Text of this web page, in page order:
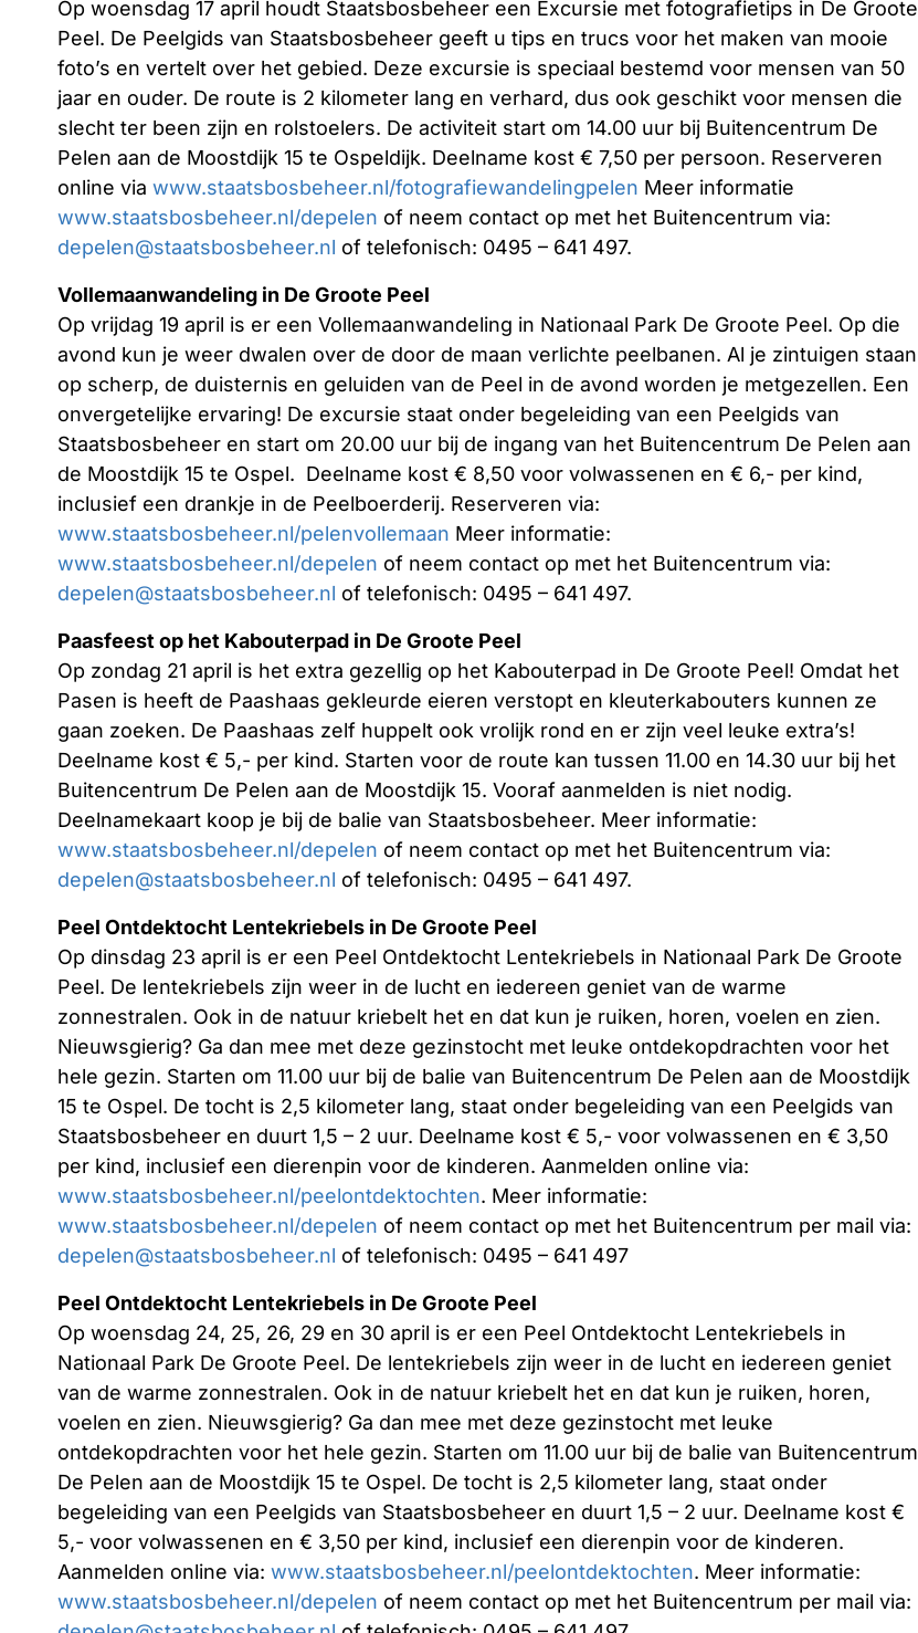
Op woensdag 17 april houdt Staatsbosbeheer een Excursie met fotografietips in De Groote
Peel. De Peelgids van Staatsbosbeheer geeft u tips en trucs voor het maken van mooie
foto’s en vertelt over het gebied. Deze excursie is speciaal bestemd voor mensen van 50
jaar en ouder. De route is 2 kilometer lang en verhard, dus ook geschikt voor mensen die
slecht ter been zijn en rolstoelers. De activiteit start om 14.00 uur bij Buitencentrum De
Pelen aan de Moostdijk 15 te Ospeldijk. Deelname kost € 7,50 per persoon. Reserveren
online via www.staatsbosbeheer.nl/fotografiewandelingpelen Meer informatie
www.staatsbosbeheer.nl/depelen of neem contact op met het Buitencentrum via:
depelen@staatsbosbeheer.nl of telefonisch: 0495 – 641 497.
Vollemaanwandeling in De Groote Peel
Op vrijdag 19 april is er een Vollemaanwandeling in Nationaal Park De Groote Peel. Op die
avond kun je weer dwalen over de door de maan verlichte peelbanen. Al je zintuigen staan
op scherp, de duisternis en geluiden van de Peel in de avond worden je metgezellen. Een
onvergetelijke ervaring! De excursie staat onder begeleiding van een Peelgids van
Staatsbosbeheer en start om 20.00 uur bij de ingang van het Buitencentrum De Pelen aan
de Moostdijk 15 te Ospel. Deelname kost € 8,50 voor volwassenen en € 6,- per kind,
inclusief een drankje in de Peelboerderij. Reserveren via:
www.staatsbosbeheer.nl/pelenvollemaan Meer informatie:
www.staatsbosbeheer.nl/depelen of neem contact op met het Buitencentrum via:
depelen@staatsbosbeheer.nl of telefonisch: 0495 – 641 497.
Paasfeest op het Kabouterpad in De Groote Peel
Op zondag 21 april is het extra gezellig op het Kabouterpad in De Groote Peel! Omdat het
Pasen is heeft de Paashaas gekleurde eieren verstopt en kleuterkabouters kunnen ze
gaan zoeken. De Paashaas zelf huppelt ook vrolijk rond en er zijn veel leuke extra’s!
Deelname kost € 5,- per kind. Starten voor de route kan tussen 11.00 en 14.30 uur bij het
Buitencentrum De Pelen aan de Moostdijk 15. Vooraf aanmelden is niet nodig.
Deelnamekaart koop je bij de balie van Staatsbosbeheer. Meer informatie:
www.staatsbosbeheer.nl/depelen of neem contact op met het Buitencentrum via:
depelen@staatsbosbeheer.nl of telefonisch: 0495 – 641 497.
Peel Ontdektocht Lentekriebels in De Groote Peel
Op dinsdag 23 april is er een Peel Ontdektocht Lentekriebels in Nationaal Park De Groote
Peel. De lentekriebels zijn weer in de lucht en iedereen geniet van de warme
zonnestralen. Ook in de natuur kriebelt het en dat kun je ruiken, horen, voelen en zien.
Nieuwsgierig? Ga dan mee met deze gezinstocht met leuke ontdekopdrachten voor het
hele gezin. Starten om 11.00 uur bij de balie van Buitencentrum De Pelen aan de Moostdijk
15 te Ospel. De tocht is 2,5 kilometer lang, staat onder begeleiding van een Peelgids van
Staatsbosbeheer en duurt 1,5 – 2 uur. Deelname kost € 5,- voor volwassenen en € 3,50
per kind, inclusief een dierenpin voor de kinderen. Aanmelden online via:
www.staatsbosbeheer.nl/peelontdektochten. Meer informatie:
www.staatsbosbeheer.nl/depelen of neem contact op met het Buitencentrum per mail via:
depelen@staatsbosbeheer.nl of telefonisch: 0495 – 641 497
Peel Ontdektocht Lentekriebels in De Groote Peel
Op woensdag 24, 25, 26, 29 en 30 april is er een Peel Ontdektocht Lentekriebels in
Nationaal Park De Groote Peel. De lentekriebels zijn weer in de lucht en iedereen geniet
van de warme zonnestralen. Ook in de natuur kriebelt het en dat kun je ruiken, horen,
voelen en zien. Nieuwsgierig? Ga dan mee met deze gezinstocht met leuke
ontdekopdrachten voor het hele gezin. Starten om 11.00 uur bij de balie van Buitencentrum
De Pelen aan de Moostdijk 15 te Ospel. De tocht is 2,5 kilometer lang, staat onder
begeleiding van een Peelgids van Staatsbosbeheer en duurt 1,5 – 2 uur. Deelname kost €
5,- voor volwassenen en € 3,50 per kind, inclusief een dierenpin voor de kinderen.
Aanmelden online via: www.staatsbosbeheer.nl/peelontdektochten. Meer informatie:
www.staatsbosbeheer.nl/depelen of neem contact op met het Buitencentrum per mail via: